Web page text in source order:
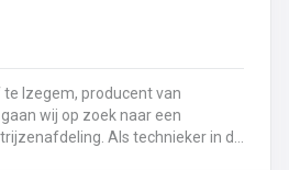
Izegem, producent van
wij op zoek naar een
Als technieker in de